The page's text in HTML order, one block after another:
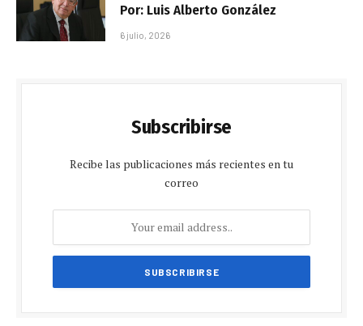
Por: Luis Alberto González
6 julio, 2026
Subscribirse
Recibe las publicaciones más recientes en tu
correo